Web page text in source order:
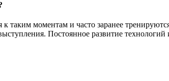
таким моментам и часто заранее
Постоянное развитие